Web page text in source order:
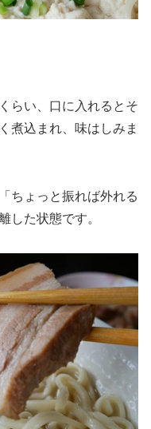
らい、口に入れるとそ
煮込まれ、味はしみま
ちょっと振れば外れる
した状態です。